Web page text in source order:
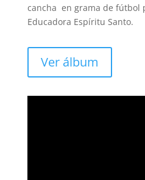
cancha en grama de fútbol
Educadora Espíritu Santo.
Ver álbum